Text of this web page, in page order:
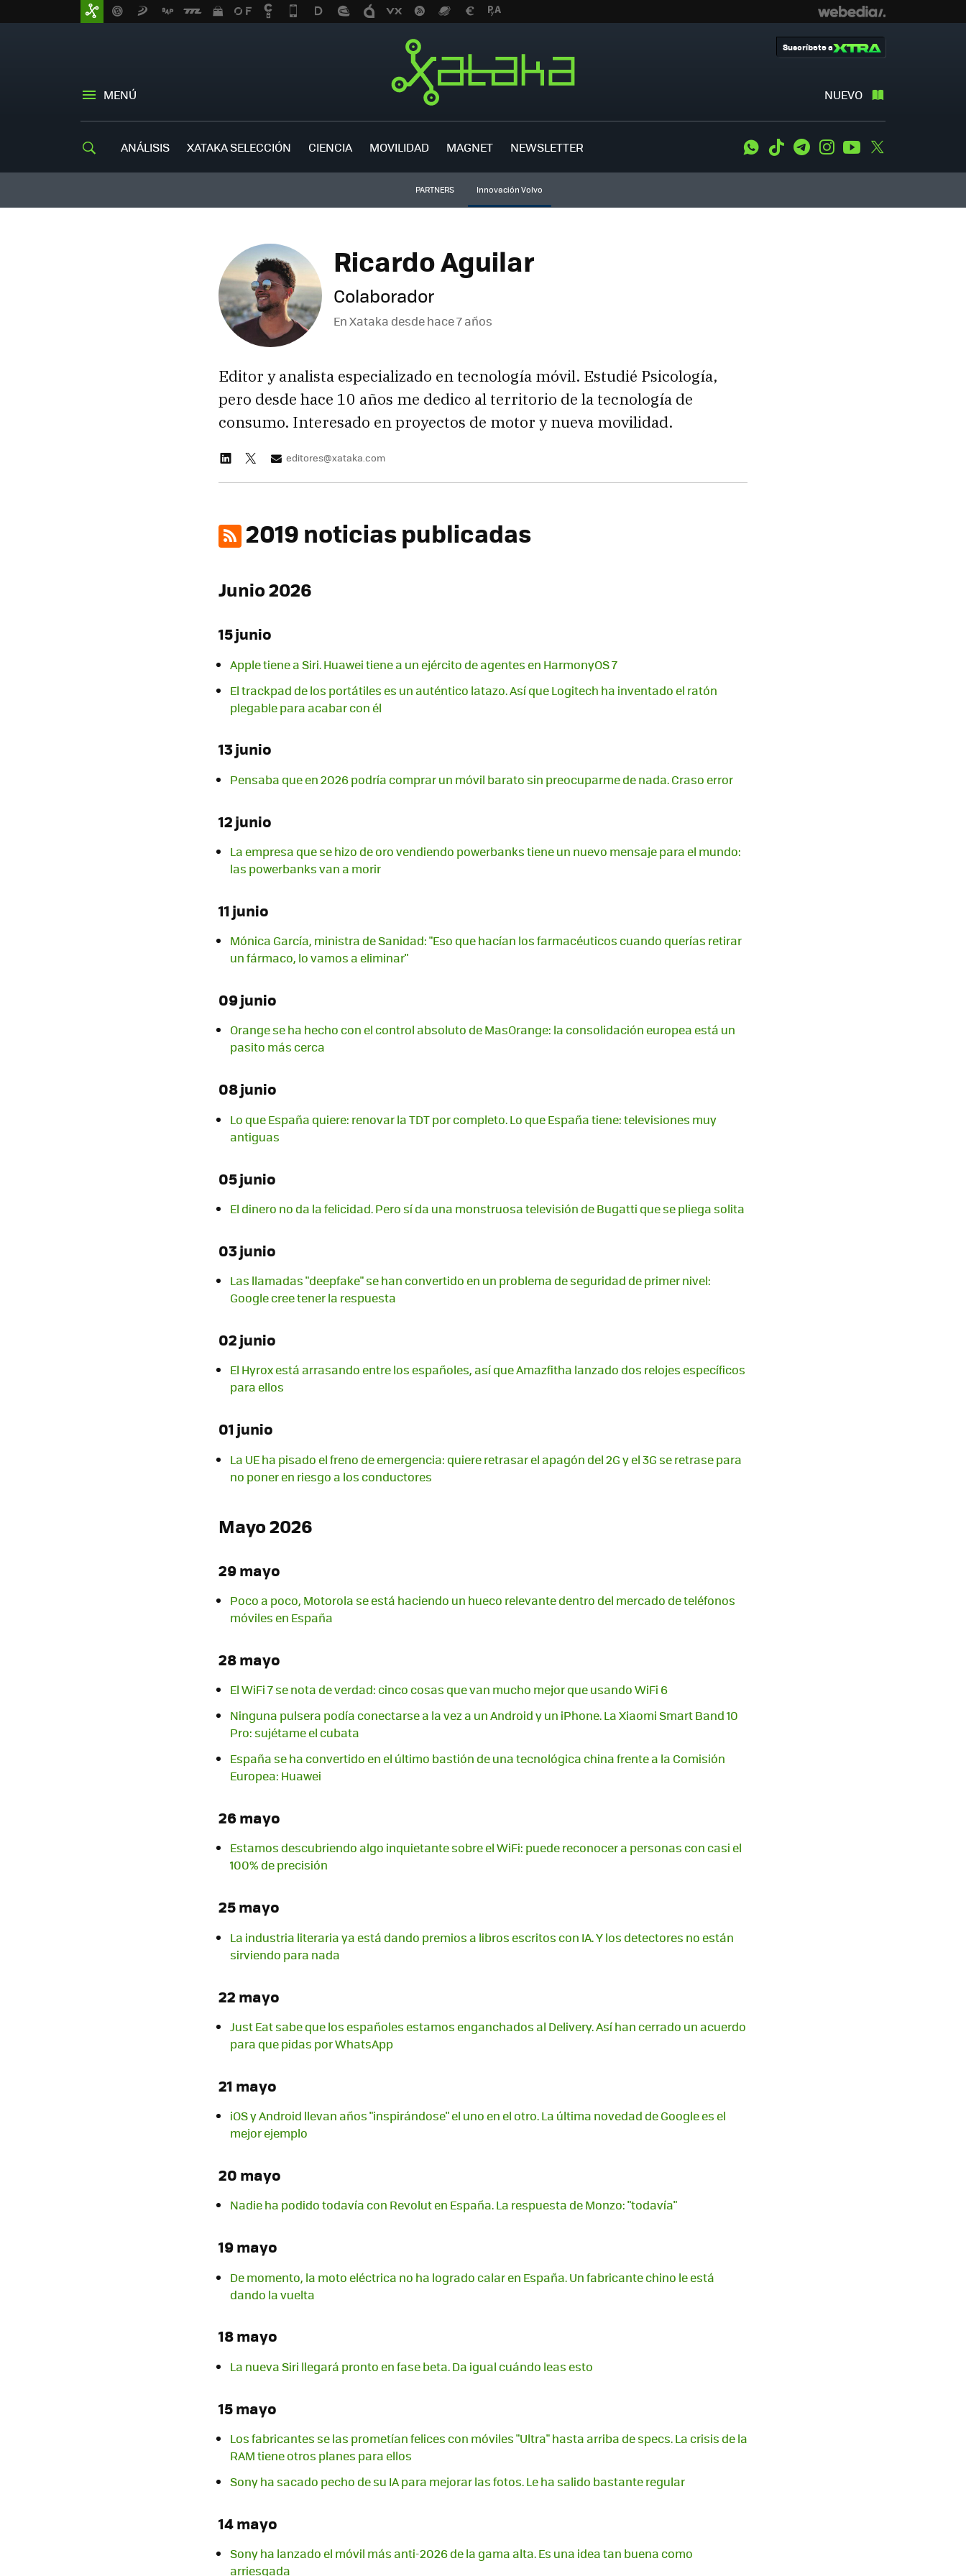
MENÚ NUEVO
Suscríbete a
ANÁLISIS XATAKA SELECCIÓN CIENCIA MOVILIDAD MAGNET NEWSLETTER WhatsApp
Tiktok TelegramInstagramYoutube
PARTNERS Innovación Volvo
Ricardo Aguilar
Colaborador
En Xataka desdehace 7 años
Editor y analista especializado en tecnología móvil. Estudié Psicología,
pero desde hace 10 años me dedico al territorio de la tecnología de
consumo. Interesado en proyectos de motor y nueva movilidad.
editores@xataka.com
2019 noticias publicadas
Junio 2026
15 junio
Apple tiene a Siri. Huawei tiene a un ejército de agentes en HarmonyOS 7
El trackpad de los portátiles es un auténtico latazo. Así que Logitech ha inventado el ratón
plegable para acabar con él
13 junio
Pensaba que en 2026 podría comprar un móvil barato sin preocuparme de nada. Craso error
12 junio
La empresa que se hizo de oro vendiendo powerbanks tiene un nuevo mensaje para el mundo:
las powerbanks van a morir
11 junio
Mónica García, ministra de Sanidad: "Eso que hacían los farmacéuticos cuando querías retirar
un fármaco, lo vamos a eliminar"
09 junio
Orange se ha hecho con el control absoluto de MasOrange: la consolidación europea está un
pasito más cerca
08 junio
Lo que España quiere: renovar la TDT por completo. Lo que España tiene: televisiones muy
antiguas
05 junio
El dinero no da la felicidad. Pero sí da una monstruosa televisión de Bugatti que se pliega solita
03 junio
Las llamadas "deepfake" se han convertido en un problema de seguridad de primer nivel:
Google cree tener la respuesta
02 junio
El Hyrox está arrasando entre los españoles, así que Amazfitha lanzado dos relojes específicos
para ellos
01 junio
La UE ha pisado el freno de emergencia: quiere retrasar el apagón del 2G y el 3G se retrase para
no poner en riesgo a los conductores
Mayo 2026
29 mayo
Poco a poco, Motorola se está haciendo un hueco relevante dentro del mercado de teléfonos
móviles en España
28 mayo
El WiFi 7 se nota de verdad: cinco cosas que van mucho mejor que usando WiFi 6
Ninguna pulsera podía conectarse a la vez a un Android y un iPhone. La Xiaomi Smart Band 10
Pro: sujétame el cubata
España se ha convertido en el último bastión de una tecnológica china frente a la Comisión
Europea: Huawei
26 mayo
Estamos descubriendo algo inquietante sobre el WiFi: puede reconocer a personas con casi el
100% de precisión
25 mayo
La industria literaria ya está dando premios a libros escritos con IA. Y los detectores no están
sirviendo para nada
22 mayo
Just Eat sabe que los españoles estamos enganchados al Delivery. Así han cerrado un acuerdo
para que pidas por WhatsApp
21 mayo
iOS y Android llevan años "inspirándose" el uno en el otro. La última novedad de Google es el
mejor ejemplo
20 mayo
Nadie ha podido todavía con Revolut en España. La respuesta de Monzo: "todavía"
19 mayo
De momento, la moto eléctrica no ha logrado calar en España. Un fabricante chino le está
dando la vuelta
18 mayo
La nueva Siri llegará pronto en fase beta. Da igual cuándo leas esto
15 mayo
Los fabricantes se las prometían felices con móviles "Ultra" hasta arriba de specs. La crisis de la
RAM tiene otros planes para ellos
Sony ha sacado pecho de su IA para mejorar las fotos. Le ha salido bastante regular
14 mayo
Sony ha lanzado el móvil más anti-2026 de la gama alta. Es una idea tan buena como
arriesgada